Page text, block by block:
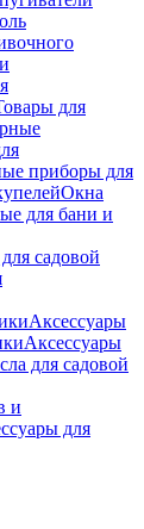
для
приборы для
Окна
для бани и
садовой
Аксессуары
Аксессуары
для садовой
и
для